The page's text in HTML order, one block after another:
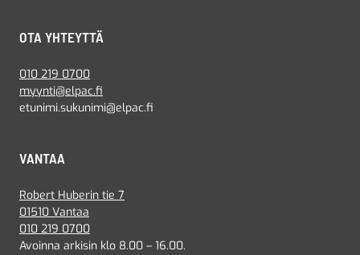
OTA YHTEYTTÄ
010 219 0700
myynti@elpac.fi
etunimi.sukunimi@elpac.fi
VANTAA
Robert Huberin tie 7
01510 Vantaa
010 219 0700
Avoinna arkisin klo 8.00 – 16.00.